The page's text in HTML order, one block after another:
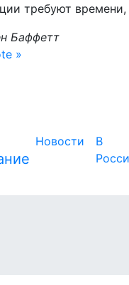
требуют времени,
Баффетт
»
Новости
В